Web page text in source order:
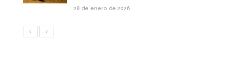
28 de enero de 2026